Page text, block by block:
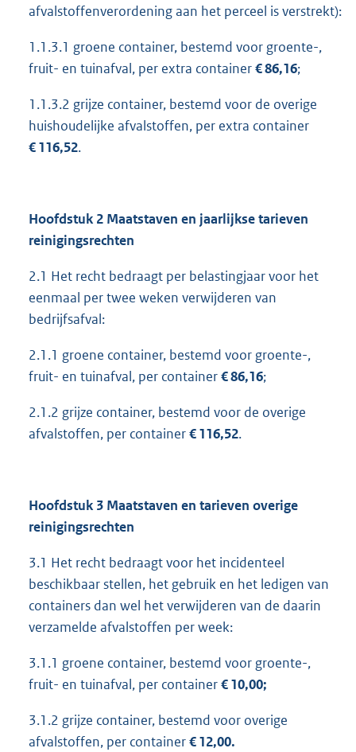
afvalstoffenverordening aan het perceel is verstrekt):
1.1.3.1 groene container, bestemd voor groente-,
fruit- en tuinafval, per extra container€ 86,16;
1.1.3.2 grijze container, bestemd voor de overige
huishoudelijke afvalstoffen, per extra container
€ 116,52.
Hoofdstuk 2 Maatstaven en jaarlijkse tarieven
reinigingsrechten
2.1 Het recht bedraagt per belastingjaar voor het
eenmaal per twee weken verwijderen van
bedrijfsafval:
2.1.1 groene container, bestemd voor groente-,
fruit- en tuinafval, per container€ 86,16;
2.1.2 grijze container, bestemd voor de overige
afvalstoffen, per container€ 116,52.
Hoofdstuk 3 Maatstaven en tarieven overige
reinigingsrechten
3.1 Het recht bedraagt voor het incidenteel
beschikbaar stellen, het gebruik en het ledigen van
containers dan wel het verwijderen van de daarin
verzamelde afvalstoffen per week:
3.1.1 groene container, bestemd voor groente-,
fruit- en tuinafval, per container€ 10,00;
3.1.2 grijze container, bestemd voor overige
afvalstoffen, per container€ 12,00.